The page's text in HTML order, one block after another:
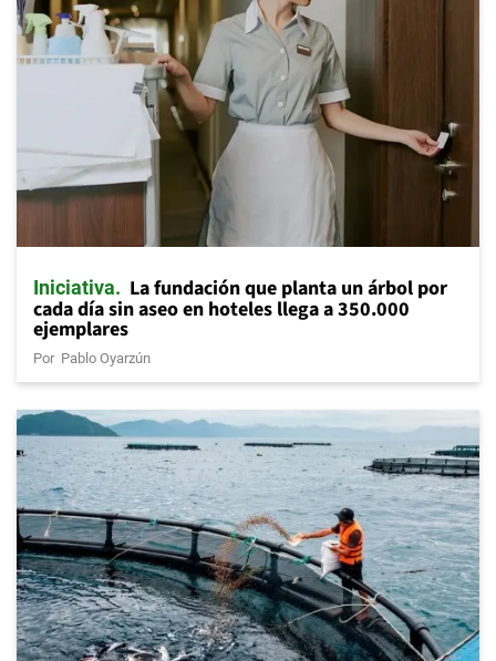
Iniciativa La fundación que planta un árbol por
cada día sin aseo en hoteles llega a 350.000
ejemplares
Por Pablo Oyarzún